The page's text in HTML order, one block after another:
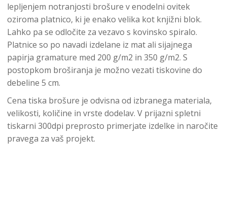
lepljenjem notranjosti brošure v enodelni ovitek
oziroma platnico, ki je enako velika kot knjižni blok.
Lahko pa se odločite za vezavo s kovinsko spiralo.
Platnice so po navadi izdelane iz mat ali sijajnega
papirja gramature med 200 g/m2 in 350 g/m2. S
postopkom broširanja je možno vezati tiskovine do
debeline 5 cm.
Cena tiska brošure je odvisna od izbranega materiala,
velikosti, količine in vrste dodelav. V prijazni spletni
tiskarni 300dpi preprosto primerjate izdelke in naročite
pravega za vaš projekt.